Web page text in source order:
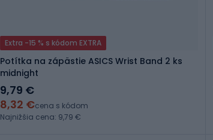
Extra -15 % s kódom EXTRA
Potítka na zápästie ASICS Wrist Band 2 ks
midnight
9,79 €
8,32 €cena s kódom
Najnižšia cena: 9,79 €